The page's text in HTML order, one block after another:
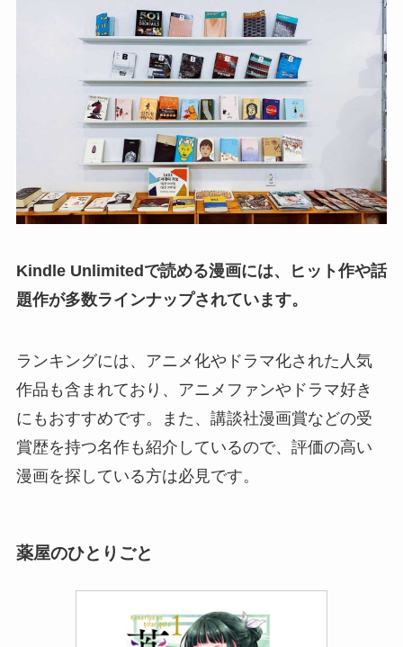
Kindle Unlimitedで読める漫画には、ヒット作や話
題作が多数ラインナップされています。
ランキングには、アニメ化やドラマ化された人気
作品も含まれており、アニメファンやドラマ好き
にもおすすめです。また、講談社漫画賞などの受
賞歴を持つ名作も紹介しているので、評価の高い
漫画を探している方は必見です。
薬屋のひとりごと